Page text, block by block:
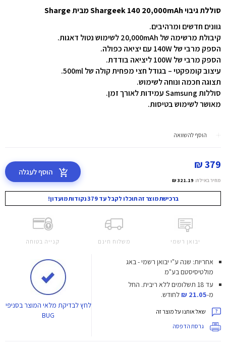
סוללת גיבוי Shargeek 140 20,000mAh מבית Sharge
גוונים חדשים ומרהיבים.
קיבולת מרשימה של ‎20,000mAh‎ לשימוש נטול דאגות.
הספק מרבי של ‎140W‎ עם יציאה כפולה.
הספק מרבי של ‎100W‎ ליציאה בודדת.
עיצוב קומפקטי – בגודל חצי מפחית קולה של ‎500ml‎.
תצוגה חכמה ונוחה לשימוש.
סוללות Samsung עמידות לאורך זמן.
מאושר לשימוש בטיסות.
הוסף להשוואה
379 ₪
מחיר באילת: 321.19 ₪
הוסף לעגלה
ברכישת מוצר זה תוכלו לקבל עד 379 נקודות מועדון!
יבואן רשמי משלוח חינם קנייה בטוחה
אחריות: שנה ע"י יבואן רשמי - באג
מולטיסיסטם בע"מ
עד 18 תשלומים ללא ריבית.
החל
מ-21.05 ₪ לחודש.
שאל אותנו על מוצר זה
גרסת הדפסה
לחץלבדיקת מלאי המוצר בסניפי
BUG